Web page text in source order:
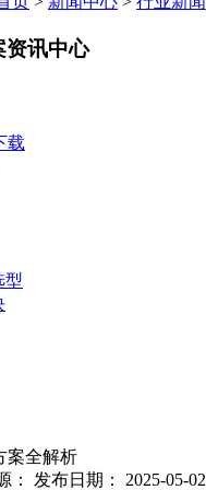
资讯中心
载
型
案全解析
： 发布日期： 2025-05-02